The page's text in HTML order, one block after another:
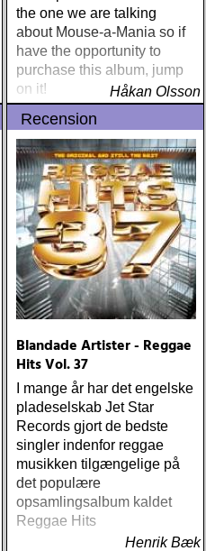
the one we are talking
about Mouse-a-Mania so if
have the opportunity to
purchase this album, jump
on it!
Håkan Olsson
Recension
Blandade Artister - Reggae
Hits Vol. 37
I mange år har det engelske
pladeselskab Jet Star
Records gjort de bedste
singler indenfor reggae
musikken tilgængelige på
det populære
opsamlingsalbum kaldet
Reggae Hits
Henrik Bæk